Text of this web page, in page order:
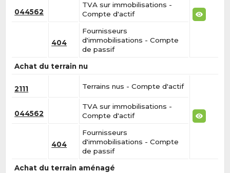
044562
TVA sur immobilisations -
Compte d'actif
404
Fournisseurs
d'immobilisations - Compte
de passif
Achat du terrain nu
2111 Terrains nus - Compte d'actif
044562
TVA sur immobilisations -
Compte d'actif
404
Fournisseurs
d'immobilisations - Compte
de passif
Achat du terrain aménagé